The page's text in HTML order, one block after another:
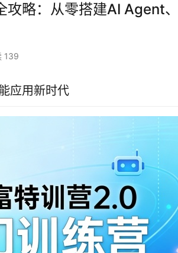
略：从零搭建AI Agent
139
应用新时代